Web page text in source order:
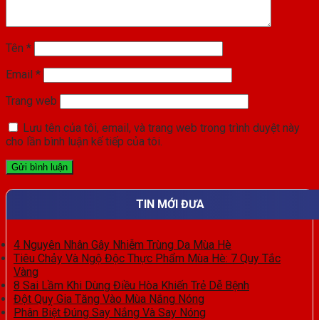
Tên *
Email *
Trang web
Lưu tên của tôi, email, và trang web trong trình duyệt này
cho lần bình luận kế tiếp của tôi.
TIN MỚI ĐƯA
4 Nguyên Nhân Gây Nhiễm Trùng Da Mùa Hè
Tiêu Chảy Và Ngộ Độc Thực Phẩm Mùa Hè: 7 Quy Tắc
Vàng
8 Sai Lầm Khi Dùng Điều Hòa Khiến Trẻ Dễ Bệnh
Đột Quỵ Gia Tăng Vào Mùa Nắng Nóng
Phân Biệt Đúng Say Nắng Và Say Nóng